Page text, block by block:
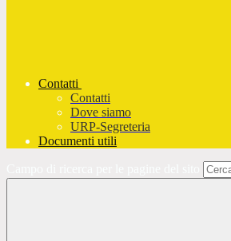
Contatti
Contatti
Dove siamo
URP-Segreteria
Documenti utili